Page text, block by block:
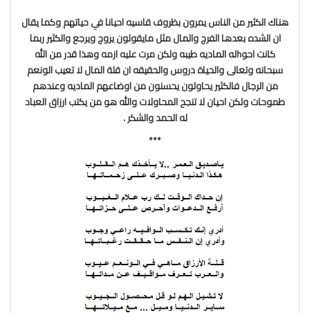
هناك الكثير من الناس يمرون بظروف قاسيه احيانا في حياتهم وكما يقال
ان الشده بعدها الفرج والمال مثل مايقولون يروج ويرجع والكثير ربما
كانت احوhله الماديه طيبه ولكن مرت عليه ازمه وهذا قدر من الله
سبحانه وتعالى والحياة دروس والحقيقه ان قلة المال لا تعيب الونعم
من الرجال فالكثير يحاولون يحسنون من اوضاعهم الماديه وعندهم
طموحات ولكن احيان لا تنجح المحاولات والله هو من يكتب ارزاق العباد
له الحمد والشكر .
***